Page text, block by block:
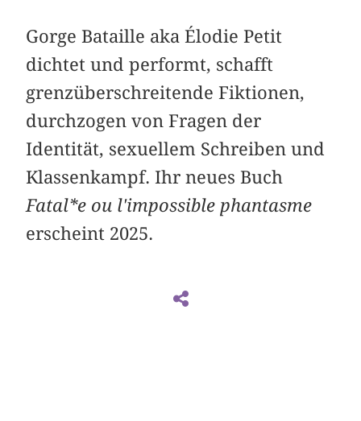
Gorge Bataille aka Élodie Petit
dichtet und performt, schafft
grenzüberschreitende Fiktionen,
durchzogen von Fragen der
Identität, sexuellem Schreiben und
Klassenkampf. Ihr neues Buch
Fatal*e ou l'impossible phantasme
erscheint 2025.